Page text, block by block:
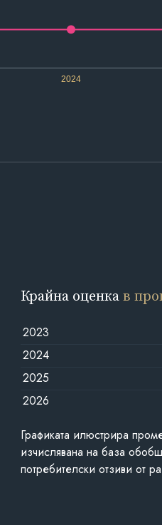
2024
Крайна оценкав
2023
2024
2025
2026
Графиката илюстрира
изчислявана на база
потребителски отзиви от